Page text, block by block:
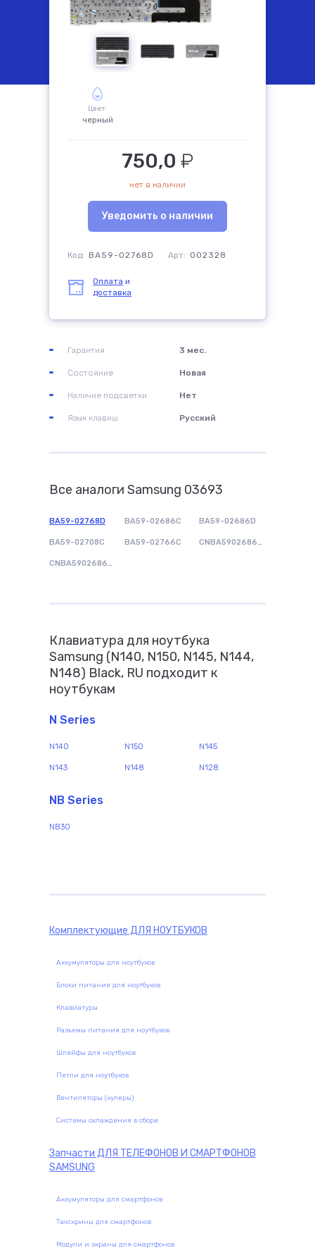
комплектующие
Цвет:
черный
750,0 ₽
нет в наличии
Уведомить о наличии
Код: BA59-02768D Арт: 002328
Оплата и
доставка
Гарантия 3 мес.
Состояние Новая
Наличие подсветки Нет
Язык клавиш Русский
Все аналоги Samsung 03693
BA59-02768D BA59-02686C BA59-02686D
BA59-02708C BA59-02766C CNBA5902686CBIL
CNBA5902686DBIL
Клавиатура для ноутбука
Samsung (N140, N150, N145, N144,
N148) Black, RU подходит к
ноутбукам
N Series
N140 N150 N145
N143 N148 N128
NB Series
NB30
Комплектующие ДЛЯ НОУТБУКОВ
Аккумуляторы для ноутбуков
Блоки питания для ноутбуков
Клавиатуры
Разъемы питания для ноутбуков
Шлейфы для ноутбуков
Петли для ноутбуков
Вентиляторы (кулеры)
Системы охлаждения в сборе
Запчасти ДЛЯ ТЕЛЕФОНОВ И СМАРТФОНОВ
SAMSUNG
Аккумуляторы для смартфонов
Тачскрины для смартфонов
Модули и экраны для смартфонов